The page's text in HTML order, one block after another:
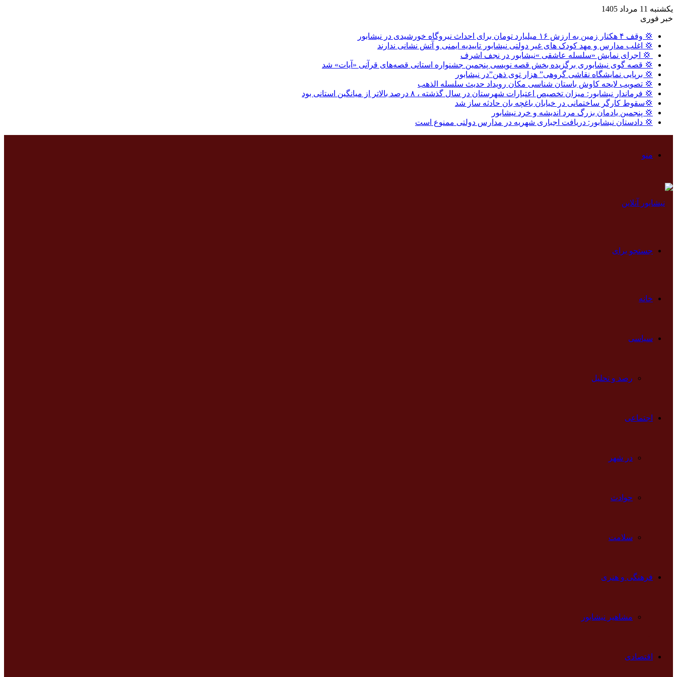
یکشنبه 11 مرداد 1405
خبر فوری
💢 وقف ۴ هکتار زمین به ارزش ۱۶ میلیارد تومان برای احداث نیروگاه خورشیدی در نیشابور
💢 اغلب مدارس و مهد کودک های غیر دولتی نیشابور تاییدیه ایمنی و آتش نشانی ندارند
‍ 💢 اجرای نمایش «سلسله عاشقی »نیشابور در نجف اشرف
💢 قصه گوی نیشابوری برگزیده بخش قصه نویسی پنجمین جشنواره استانی قصه‌های قرآنی «آیات» شد
💢 برپایی نمایشگاه نقاشی گروهی” هزار توی ذهن”در نیشابور
💢 تصویب لایحه کاوش باستان شناسی مکان رویداد حدیث سلسله الذهب
💢 فرماندار نیشابور: میزان تخصیص اعتبارات شهرستان در سال گذشته ، ۸ درصد بالاتر از میانگین استانی بود
💢سقوط کارگر ساختمانی در خیابان باغچه بان حادثه ساز شد
💢 پنجمین یادمان بزرگ مرد اندیشه و خرد نیشابور
💢 دادستان نیشابور: دریافت اجباری شهریه در مدارس دولتی ممنوع است
منو
جستجو برای
خانه
سیاسی
رصد و تحلیل
اجتماعی
در شهر
حوادث
سلامت
فرهنگی و هنری
مشاهیر نیشابور
اقتصادی